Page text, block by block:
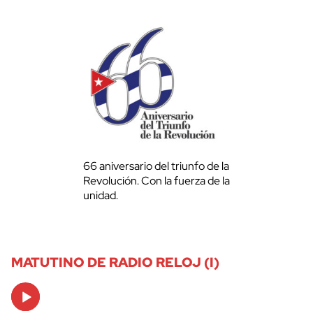
66 aniversario del triunfo de la
Revolución. Con la fuerza de la
unidad.
MATUTINO DE RADIO RELOJ (I)
Audio
Player